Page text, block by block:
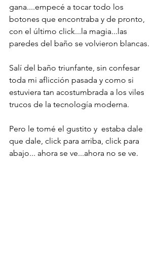
gana....empecé a tocar todo los
botones que encontraba y de pronto,
con el último click...la magia...las
paredes del baño se volvieron blancas.
Salí del baño triunfante, sin confesar
toda mi aflicción pasada y como si
estuviera tan acostumbrada a los viles
trucos de la tecnología moderna.
Pero le tomé el gustito y  estaba dale
que dale, click para arriba, click para
abajo... ahora se ve...ahora no se ve.